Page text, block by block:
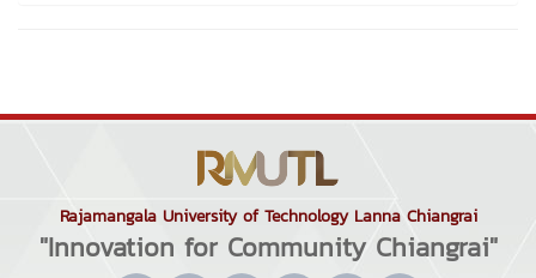
Rajamangala University of Technology Lanna Chiangrai
"Innovation for Community Chiangrai"